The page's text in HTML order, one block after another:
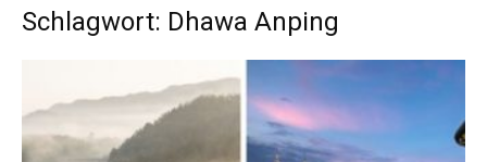
Touristiknews
Schlagwort: Dhawa Anping